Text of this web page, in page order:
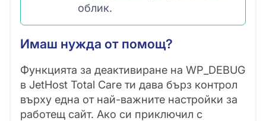
облик.
Имаш нужда от помощ?
Функцията за деактивиране на WP_DEBUG
в JetHost Total Care ти дава бърз контрол
върху една от най-важните настройки за
работещ сайт. Ако си приключил с